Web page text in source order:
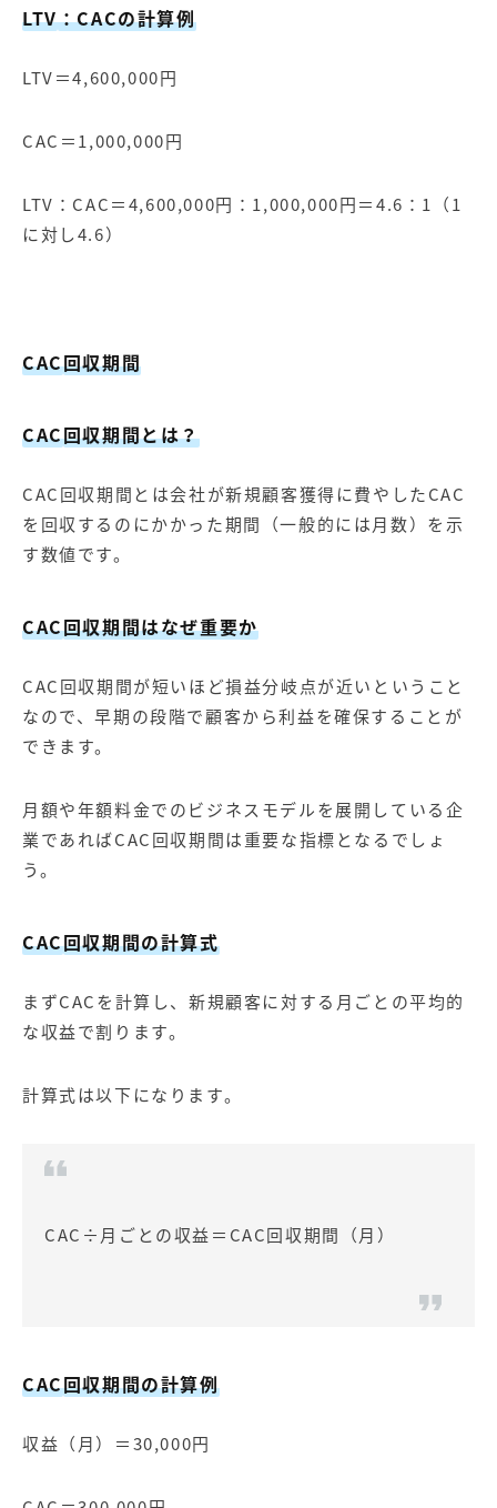
LTV：CACの計算例
LTV＝4,600,000円
CAC＝1,000,000円
LTV：CAC＝4,600,000円：1,000,000円＝4.6：1（1
に対し4.6）
CAC回収期間
CAC回収期間とは？
CAC回収期間とは会社が新規顧客獲得に費やしたCAC
を回収するのにかかった期間（一般的には月数）を示
す数値です。
CAC回収期間はなぜ重要か
CAC回収期間が短いほど損益分岐点が近いということ
なので、早期の段階で顧客から利益を確保することが
できます。
月額や年額料金でのビジネスモデルを展開している企
業であればCAC回収期間は重要な指標となるでしょ
う。
CAC回収期間の計算式
まずCACを計算し、新規顧客に対する月ごとの平均的
な収益で割ります。
計算式は以下になります。
CAC÷月ごとの収益＝CAC回収期間（月）
CAC回収期間の計算例
収益（月）＝30,000円